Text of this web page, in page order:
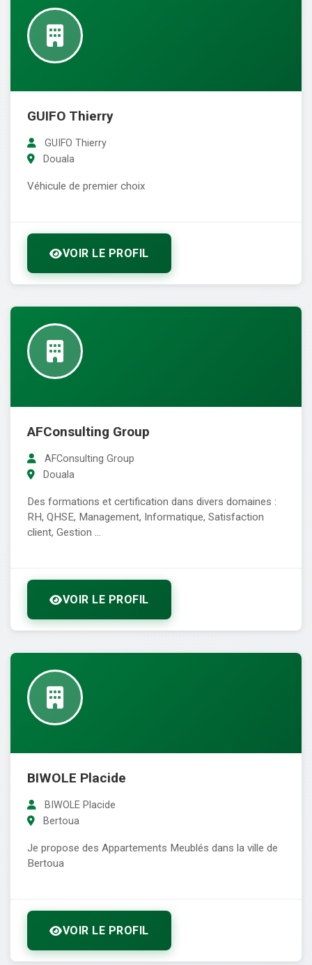
GUIFO Thierry
GUIFO Thierry
Douala
Véhicule de premier choix
VOIR LE PROFIL
AFConsulting Group
AFConsulting Group
Douala
Des formations et certification dans divers domaines :
RH, QHSE, Management, Informatique, Satisfaction
client, Gestion ...
VOIR LE PROFIL
BIWOLE Placide
BIWOLE Placide
Bertoua
Je propose des Appartements Meublés dans la ville de
Bertoua
VOIR LE PROFIL